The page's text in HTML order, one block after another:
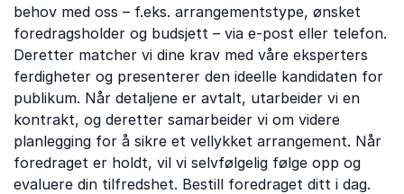
behov med oss ​​– f.eks. arrangementstype, ønsket
foredragsholder og budsjett – via e-post eller telefon.
Deretter matcher vi dine krav med våre eksperters
ferdigheter og presenterer den ideelle kandidaten for
publikum. Når detaljene er avtalt, utarbeider vi en
kontrakt, og deretter samarbeider vi om videre
planlegging for å sikre et vellykket arrangement. Når
foredraget er holdt, vil vi selvfølgelig følge opp og
evaluere din tilfredshet. Bestill foredraget ditt i dag.